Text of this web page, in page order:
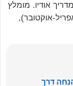
אודיו. מומלץ
אוקטובר),
5% הנחה דרך